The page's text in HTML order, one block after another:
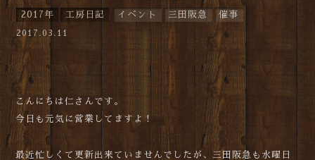
2017年 工房日記 イベント 三田阪急 催事
2017.03.11
こんにちは仁さんです。
今日も元気に営業してますよ！
最近忙しくて更新出来ていませんでしたが、三田阪急も水曜日